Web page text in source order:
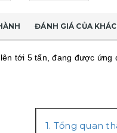
ĐÁNH GIÁ CỦA
tới 5 tấn, đang được ứng
1. Tổng quan